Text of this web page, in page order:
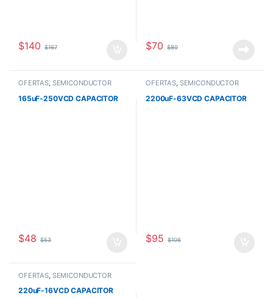
$140 $167 $70 $80
OFERTAS, SEMICONDUCTOR
165uF-250VCD CAPACITOR
$48 $53
OFERTAS, SEMICONDUCTOR
2200uF-63VCD CAPACITOR
$95 $106
OFERTAS SEMICONDUCTOR
220uF-16VCD CAPACITOR